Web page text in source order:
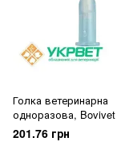
Голка ветеринарна
одноразова, Bovivet
201.76 грн